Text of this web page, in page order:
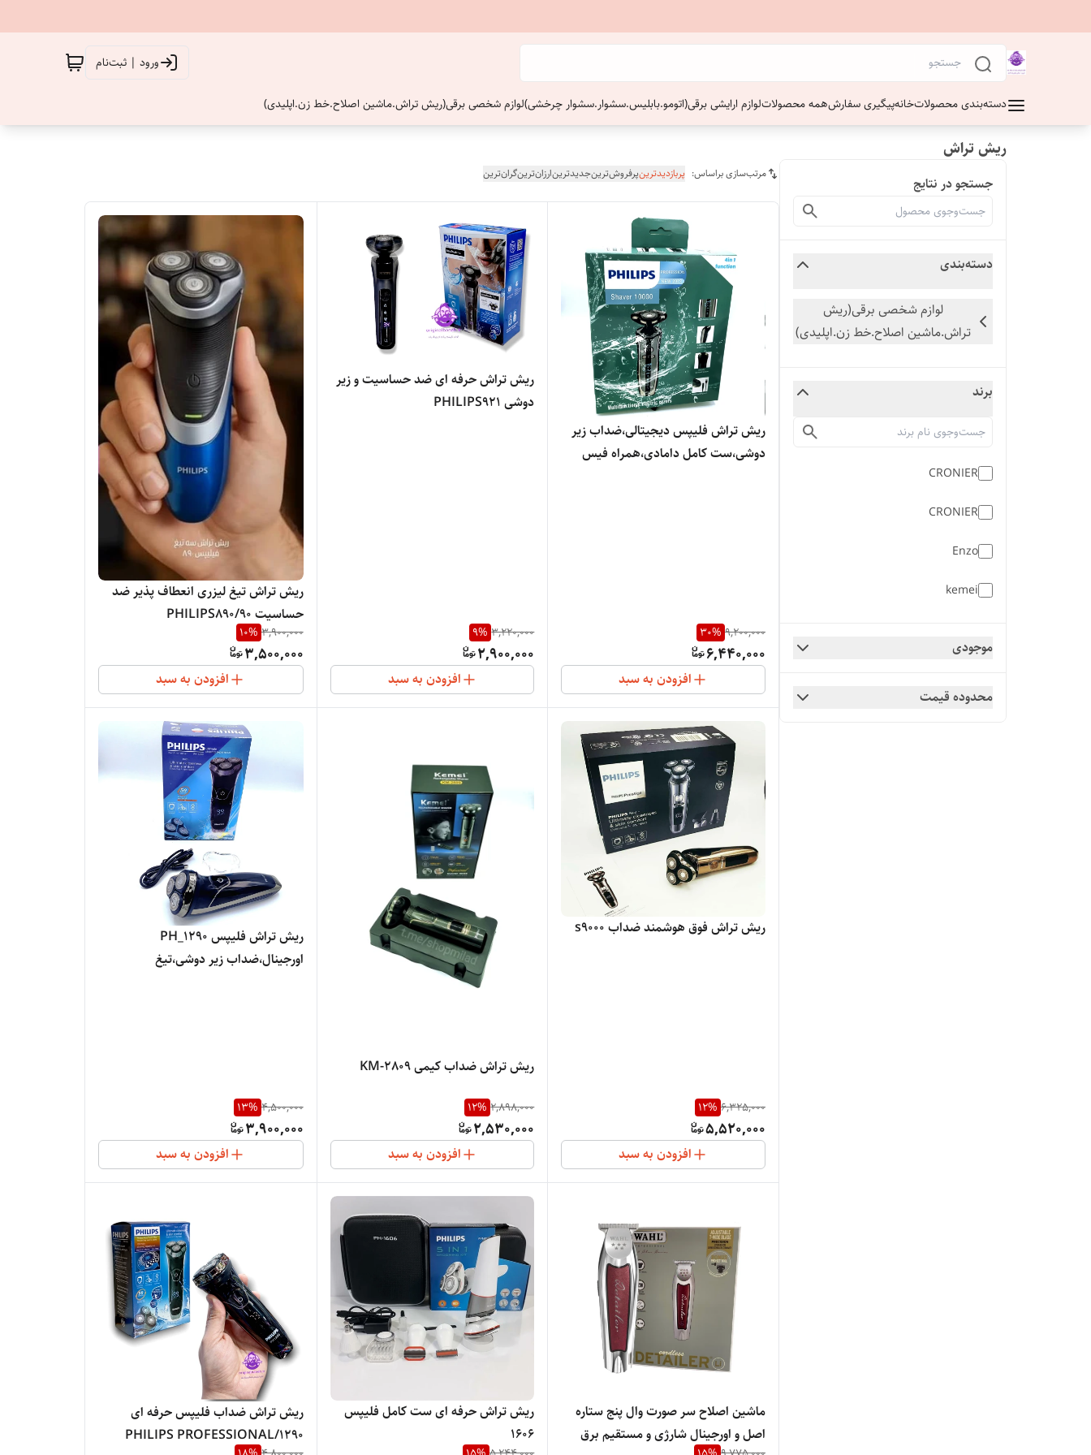
ورود | ثبت‌نام
دسته‌بندی محصولاتخانهپیگیری سفارشهمه محصولاتلوازم ارایشی برقی(اتومو.بابلیس.سشوار.سشوار چرخشی)لوازم شخصی برقی(ریش تراش.ماشین اصلاح.خط زن.اپلیدی)
ریش تراش
جستجو در نتایج
دسته‌بندی
لوازم شخصی برقی(ریش
تراش.ماشین اصلاح.خط زن.اپلیدی)
برند
CRONIER
CRONIER
Enzo
kemei
Panasonic
موجودی
محدوده قیمت
مرتب‌سازی براساس: پربازدیدترینپرفروش‌ترینجدیدترینارزان‌ترینگران‌ترین
ریش تراش فلیپس دیجیتالی،ضداب زیر
دوشی،ست کامل دامادی،همراه فیس
9,200,000
30%
6,440,000
افزودن به سبد
ریش تراش حرفه ای ضد حساسیت و زیر
دوشی PHILIPS921
3,220,000
9%
2,900,000
افزودن به سبد
ریش تراش تیغ لیزری انعطاف پذیر ضد
حساسیت PHILIPS890/90
3,900,000
10%
3,500,000
افزودن به سبد
ریش تراش فوق هوشمند ضداب s9000
6,325,000
12%
5,520,000
افزودن به سبد
ریش تراش ضداب کیمی KM-2809
2,898,000
12%
2,530,000
افزودن به سبد
ریش تراش فلیپس PH_1290
اورجینال،ضداب زیر دوشی،تیغ
4,500,000
13%
3,900,000
افزودن به سبد
ماشین اصلاح سر صورت وال پنج ستاره
اصل و اورجینال شارژی و مستقیم برق
ریش تراش حرفه ای ست کامل فلیپس
1606
ریش تراش ضداب فلیپس حرفه ای
1290/PHILIPS PROFESSIONAL